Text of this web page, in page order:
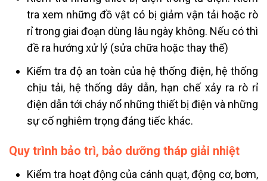
tra xem những đồ vật có bị giảm vận tải hoặc rò
rỉ trong giai đoạn dùng lâu ngày không. Nếu có thì
đề ra hướng xử lý (sửa chữa hoặc thay thế)
Kiểm tra độ an toàn của hệ thống điện, hệ thống
chịu tải, hệ thống dây dẫn, hạn chế xảy ra rò rỉ
điện dẫn tới cháy nổ những thiết bị điện và những
sự cố nghiêm trọng đáng tiếc khác.
Quy trình bảo trì, bảo dưỡng tháp giải nhiệt
Kiểm tra hoạt động của cánh quạt, động cơ, bơm,